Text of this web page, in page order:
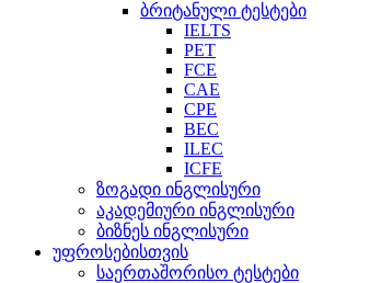
ბრიტანული ტესტები
IELTS
PET
FCE
CAE
CPE
BEC
ILEC
ICFE
ზოგადი ინგლისური
აკადემიური ინგლისური
ბიზნეს ინგლისური
უფროსებისთვის
საერთაშორისო ტესტები